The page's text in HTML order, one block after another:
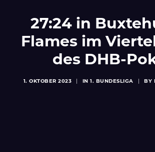
JUGEND
VEREIN
SPONSOREN & PARTNER
27:24 in
Flames im
des DHB-
1. OKTOBER 2023 IN1. BUNDESLIGA BY